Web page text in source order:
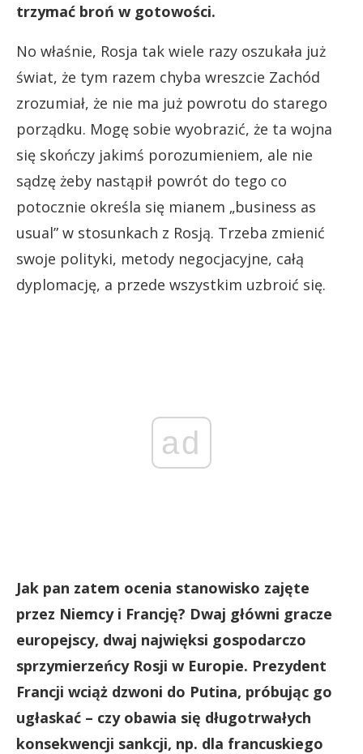
trzymać broń w gotowości.
No właśnie, Rosja tak wiele razy oszukała już
świat, że tym razem chyba wreszcie Zachód
zrozumiał, że nie ma już powrotu do starego
porządku. Mogę sobie wyobrazić, że ta wojna
się skończy jakimś porozumieniem, ale nie
sądzę żeby nastąpił powrót do tego co
potocznie określa się mianem „business as
usual” w stosunkach z Rosją. Trzeba zmienić
swoje polityki, metody negocjacyjne, całą
dyplomację, a przede wszystkim uzbroić się.
ad
Jak pan zatem ocenia stanowisko zajęte
przez Niemcy i Francję? Dwaj główni gracze
europejscy, dwaj najwięksi gospodarczo
sprzymierzeńcy Rosji w Europie. Prezydent
Francji wciąż dzwoni do Putina, próbując go
ugłaskać – czy obawia się długotrwałych
konsekwencji sankcji, np. dla francuskiego